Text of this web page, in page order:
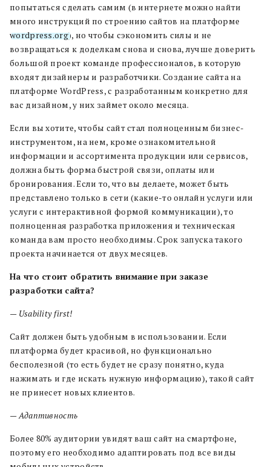
попытаться сделать самим (в интернете можно найти
много инструкций по строению сайтов на платформе
wordpress.org), но чтобы сэкономить силы и не
возвращаться к доделкам снова и снова, лучше доверить
большой проект команде профессионалов, в которую
входят дизайнеры и разработчики. Создание сайта на
платформе WordPress, с разработанным конкретно для
вас дизайном, у них займет около месяца.
Если вы хотите, чтобы сайт стал полноценным бизнес-
инструментом, на нем, кроме ознакомительной
информации и ассортимента продукции или сервисов,
должна быть форма быстрой связи, оплаты или
бронирования. Если то, что вы делаете, может быть
представлено только в сети (какие-то онлайн услуги или
услуги с интерактивной формой коммуникации), то
полноценная разработка приложения и техническая
команда вам просто необходимы. Срок запуска такого
проекта начинается от двух месяцев.
На что стоит обратить внимание при заказе
разработки сайта?
— Usability first!
Сайт должен быть удобным в использовании. Если
платформа будет красивой, но функционально
бесполезной (то есть будет не сразу понятно, куда
нажимать и где искать нужную информацию), такой сайт
не принесет новых клиентов.
— Адаптивность
Более 80% аудитории увидят ваш сайт на смартфоне,
поэтому его необходимо адаптировать под все виды